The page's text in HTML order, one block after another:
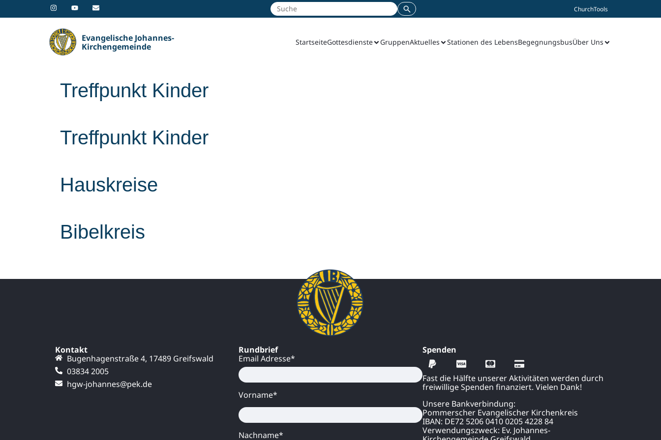
ChurchTools
Evangelische Johannes-
Kirchengemeinde
StartseiteGottesdienste GruppenAktuelles Stationen des LebensBegegnungsbusÜber Uns
Treffpunkt Kinder
Treffpunkt Kinder
Hauskreise
Bibelkreis
Kontakt
Bugenhagenstraße 4, 17489 Greifswald
03834 2005
hgw-johannes@pek.de
Rundbrief
Email Adresse*
Vorname*
Nachname*
Spenden
Fast die Hälfte unserer Aktivitäten werden durch
freiwillige Spenden finanziert. Vielen Dank!
Unsere Bankverbindung:
Pommerscher Evangelischer Kirchenkreis
IBAN: DE72 5206 0410 0205 4228 84
Verwendungszweck: Ev. Johannes-